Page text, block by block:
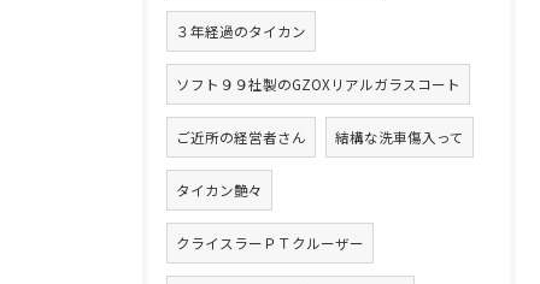
３年経過のタイカン
ソフト９９社製のGZOXリアルガラスコート
ご近所の経営者さん 結構な洗車傷入って
タイカン艶々
クライスラーＰＴクルーザー